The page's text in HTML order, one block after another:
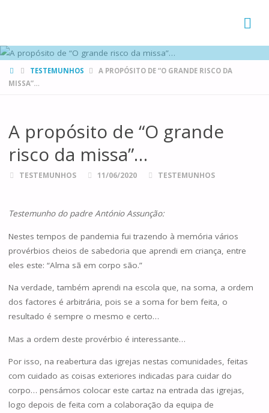
HOMETESTEMUNHOS
A PROPÓSITO DE “O GRANDE RISCO DA
MISSA”…
A propósito de “O grande
risco da missa”…
TESTEMUNHOS 11/06/2020 TESTEMUNHOS
Testemunho do padre António Assunção:
Nestes tempos de pandemia fui trazendo à memória vários
provérbios cheios de sabedoria que aprendi em criança, entre
eles este: “Alma sã em corpo são.”
Na verdade, também aprendi na escola que, na soma, a ordem
dos factores é arbitrária, pois se a soma for bem feita, o
resultado é sempre o mesmo e certo…
Mas a ordem deste provérbio é interessante…
Por isso, na reabertura das igrejas nestas comunidades, feitas
com cuidado as coisas exteriores indicadas para cuidar do
corpo… pensámos colocar este cartaz na entrada das igrejas,
logo depois de feita com a colaboração da equipa de